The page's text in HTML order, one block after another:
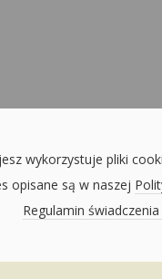
wykorzystuje pliki
opisane są w naszej
Regulamin